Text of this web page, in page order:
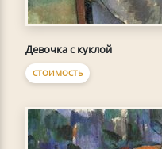
Девочка с куклой
СТОИМОСТЬ